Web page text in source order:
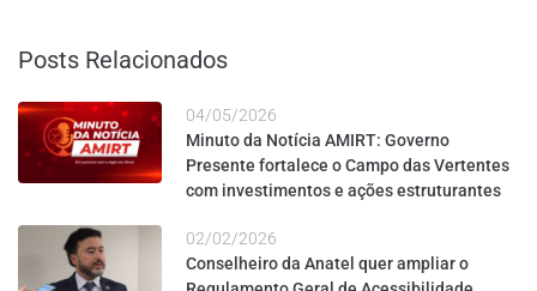
Posts Relacionados
04/05/2026
Minuto da Notícia AMIRT: Governo
Presente fortalece o Campo das Vertentes
com investimentos e ações estruturantes
02/02/2026
Conselheiro da Anatel quer ampliar o